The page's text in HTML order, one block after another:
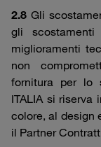
2.8 Gli
gli
miglioramenti
non
fornitura per lo
ITALIA si
colore, al design
il Partner